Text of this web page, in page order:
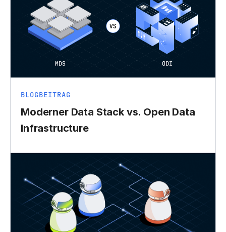
BLOGBEITRAG
Moderner Data Stack vs. Open Data
Infrastructure